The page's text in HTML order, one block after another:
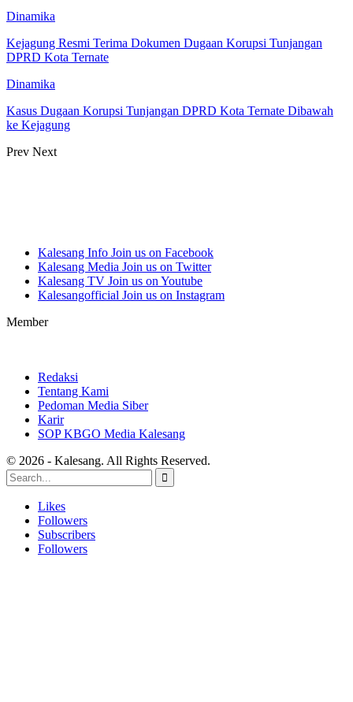
Dinamika
Kejagung Resmi Terima Dokumen Dugaan Korupsi Tunjangan
DPRD Kota Ternate
Dinamika
Kasus Dugaan Korupsi Tunjangan DPRD Kota Ternate Dibawah
ke Kejagung
Prev Next
Kalesang Info Join us on Facebook
Kalesang Media Join us on Twitter
Kalesang TV Join us on Youtube
Kalesangofficial Join us on Instagram
Member
Redaksi
Tentang Kami
Pedoman Media Siber
Karir
SOP KBGO Media Kalesang
© 2026 - Kalesang. All Rights Reserved.
Likes
Followers
Subscribers
Followers